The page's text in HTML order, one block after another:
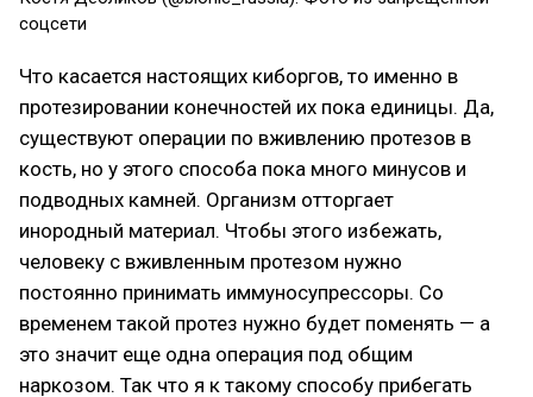
соцсети
Что касается настоящих киборгов, то именно в
протезировании конечностей их пока единицы. Да,
существуют операции по вживлению протезов в
кость, но у этого способа пока много минусов и
подводных камней. Организм отторгает
инородный материал. Чтобы этого избежать,
человеку с вживленным протезом нужно
постоянно принимать иммуносупрессоры. Со
временем такой протез нужно будет поменять — а
это значит еще одна операция под общим
наркозом. Так что я к такому способу прибегать